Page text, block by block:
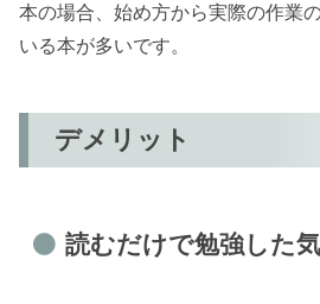
本の場合、始め方から実際の作業
いる本が多いです。
デメリット
読むだけで勉強した